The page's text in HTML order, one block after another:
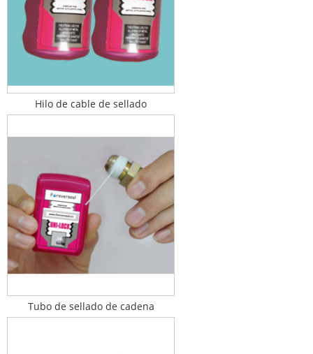
Hilo de cable de sellado
Tubo de sellado de cadena